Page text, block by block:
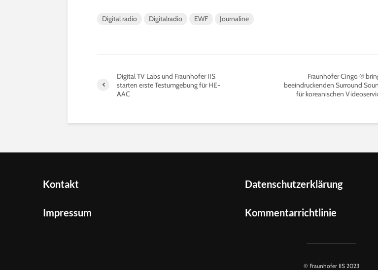
Digital radio Digitalradio EWF Journaline
Digital TV Labs und Fraunhofer IIS
starten erste Testumgebung für HE-
AAC
Fraunhofer Cingo ®
beeindruckenden Surround
für koreanischen
Kontakt
Impressum
Datenschutzerklärung
Kommentarrichtlinie
© Fraunhofer IIS 2023